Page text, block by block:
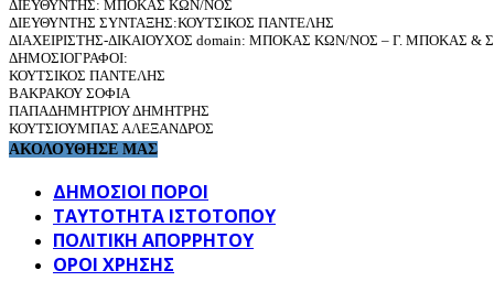
ΔΙΕΥΘΥΝΤΗΣ: ΜΠΟΚΑΣ ΚΩΝ/ΝΟΣ
ΔΙΕΥΘΥΝΤΗΣ ΣΥΝΤΑΞΗΣ:ΚΟΥΤΣΙΚΟΣ ΠΑΝΤΕΛΗΣ
ΔΙΑΧΕΙΡΙΣΤΗΣ-ΔΙΚΑΙΟΥΧΟΣ domain: ΜΠΟΚΑΣ ΚΩΝ/ΝΟΣ – Γ. ΜΠΟΚΑΣ &
ΔΗΜΟΣΙΟΓΡΑΦΟΙ:
ΚΟΥΤΣΙΚΟΣ ΠΑΝΤΕΛΗΣ
ΒΑΚΡΑΚΟΥ ΣΟΦΙΑ
ΠΑΠΑΔΗΜΗΤΡΙΟΥ ΔΗΜΗΤΡΗΣ
ΚΟΥΤΣΙΟΥΜΠΑΣ ΑΛΕΞΑΝΔΡΟΣ
ΑΚΟΛΟΥΘΗΣΕ ΜΑΣ
ΔΗΜΟΣΙΟΙ ΠΟΡΟΙ
ΤΑΥΤΌΤΗΤΑ ΙΣΤΌΤΟΠΟΥ
ΠΟΛΙΤΙΚΉ ΑΠΟΡΡΉΤΟΥ
ΌΡΟΙ ΧΡΉΣΗΣ